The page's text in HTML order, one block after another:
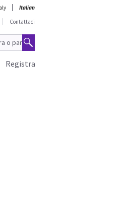
Italian
Contattaci
Registra